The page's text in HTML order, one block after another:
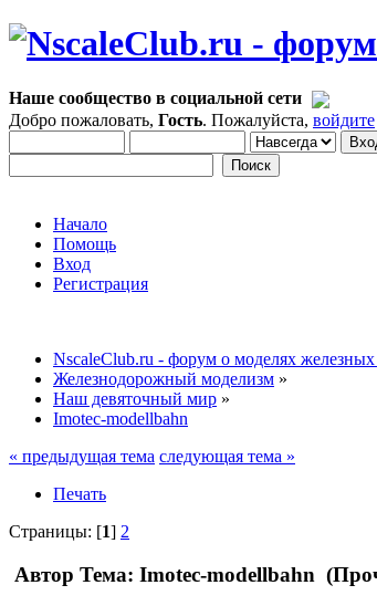
Наше сообщество в социальной сети
Добро пожаловать, Гость. Пожалуйста, войдите
Начало
Помощь
Вход
Регистрация
NscaleClub.ru - форум о моделях
Железнодорожный моделизм »
Наш девяточный мир »
Imotec-modellbahn
« предыдущая тема следующая тема »
Печать
Страницы: [1] 2
Автор Тема: Imotec-modellbahn